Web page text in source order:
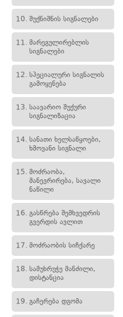
10. შუქნიშნის სიგნალები
11. მარეგულირებლის
სიგნალები
12. სპეციალური სიგნალის
გამოყენება
13. საავარიო შუქური
სიგნალიზაცია
14. სანათი ხელსაწყოები,
ხმოვანი სიგნალი
15. მოძრაობა,
მანევრირება, სავალი
ნაწილი
16. გასწრება შემხვედრის
გვერდის ავლით
17. მოძრაობის სიჩქარე
18. სამუხრუჭე მანძილი,
დისტანცია
19. გაჩერება დგომა